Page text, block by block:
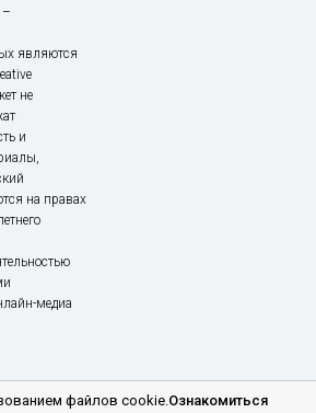
–
являются
не
и
на правах
медиа
файлов cookie.Ознакомиться